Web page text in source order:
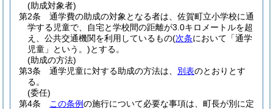
(助成対象者)
第2条
通学費の助成の対象となる者は、佐賀町立小学校に通
学する児童で、自宅と学校間の距離が3.0キロメートルを超
え、公共交通機関を利用しているもの(次条において「通学
児童」という。)とする。
(助成の方法)
第3条
通学児童に対する助成の方法は、 別表のとおりとす
る。
(委任)
第4条
この条例の施行について必要な事項は、町長が別に定